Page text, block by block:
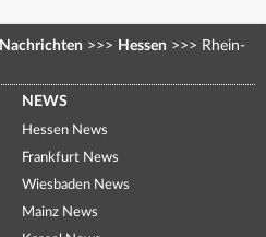
Nachrichten >>> Hessen >>> Rhein-
NEWS
Hessen News
Frankfurt News
Wiesbaden News
Mainz News